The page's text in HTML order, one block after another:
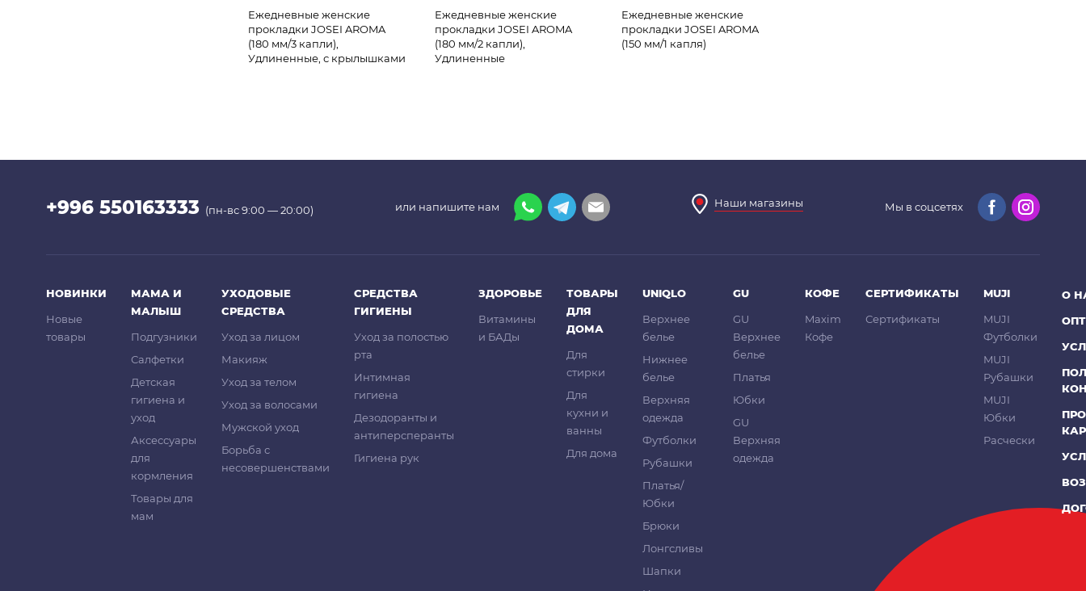
Ежедневные женские
прокладки JOSEI AROMA
(180 мм/3 капли),
Удлиненные, с крылышками
Ежедневные женские
прокладки JOSEI AROMA
(180 мм/2 капли),
Удлиненные
Ежедневные женские
прокладки JOSEI AROMA
(150 мм/1 капля)
+996 550163333 (пн-вс 9:00 — 20:00) или напишите нам Наши магазины Мы в соцсетях
НОВИНКИ
Новые
товары
МАМА И
МАЛЫШ
Подгузники
Салфетки
Детская
гигиена и
уход
Аксессуары
для
кормления
Товары для
мам
УХОДОВЫЕ
СРЕДСТВА
Уход за лицом
Макияж
Уход за телом
Уход за волосами
Мужской уход
Борьба с
несовершенствами
СРЕДСТВА
ГИГИЕНЫ
Уход за полостью
рта
Интимная
гигиена
Дезодоранты и
антиперсперанты
Гигиена рук
ЗДОРОВЬЕ
Витамины
и БАДы
ТОВАРЫ
ДЛЯ
ДОМА
Для
стирки
Для
кухни и
ванны
Для дома
UNIQLO
Верхнее
белье
Нижнее
белье
Верхняя
одежда
Футболки
Рубашки
Платья/
Юбки
Брюки
Лонгсливы
Шапки
GU
GU
Верхнее
белье
Платья
Юбки
GU
Верхняя
одежда
КОФЕ
Maxim
Кофе
СЕРТИФИКАТЫ
Сертификаты
MUJI
MUJI
Футболки
MUJI
Рубашки
MUJI
Юбки
Расчески
О